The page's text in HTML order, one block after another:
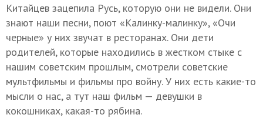
Китайцев зацепила Русь, которую они не видели. Они
знают наши песни, поют «Калинку-малинку», «Очи
черные» у них звучат в ресторанах. Они дети
родителей, которые находились в жестком стыке с
нашим советским прошлым, смотрели советские
мультфильмы и фильмы про войну. У них есть какие-то
мысли о нас, а тут наш фильм — девушки в
кокошниках, какая-то рябина.